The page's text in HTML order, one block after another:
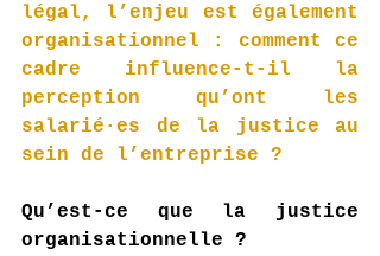
légal, l’enjeu est également
organisationnel : comment ce
cadre influence-t-il la
perception qu’ont les
salarié·es de la justice au
sein de l’entreprise ?
Qu’est-ce que la justice
organisationnelle ?